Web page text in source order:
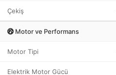
Çekiş
Motor ve Performans
Motor Tipi
Elektrik Motor Gücü